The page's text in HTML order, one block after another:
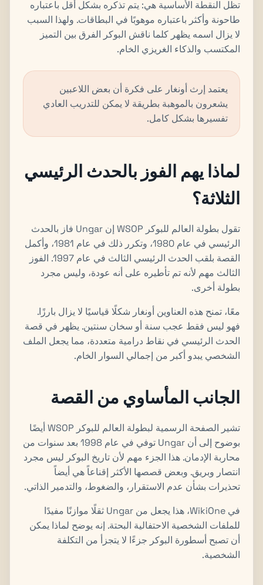
تظل النقطة الأساسية هي: يتم تذكره بشكل أقل باعتباره
طاحونة وأكثر باعتباره موهوبًا في البطاقات. ولهذا السبب
لا يزال اسمه يظهر كلما ناقش البوكر الفرق بين التميز
المكتسب والذكاء الغريزي الخام.
يعتمد إرث أونغار على فكرة أن بعض اللاعبين
يشعرون بالموهبة بطريقة لا يمكن للتدريب العادي
تفسيرها بشكل كامل.
لماذا يهم الفوز بالحدث الرئيسي
الثلاثة؟
تقول بطولة العالم للبوكر WSOP إن Ungar فاز بالحدث
الرئيسي في عام 1980، وتكرر ذلك في عام 1981، وأكمل
القصة بلقب الحدث الرئيسي الثالث في عام 1997. الفوز
الثالث مهم لأنه تم تأطيره على أنه عودة، وليس مجرد
بطولة أخرى.
معًا، تمنح هذه العناوين أونغار شكلًا قياسيًا لا يزال بارزًا.
فهو ليس فقط عجب سنة أو سخان سنتين. يظهر في قصة
الحدث الرئيسي في نقاط درامية متعددة، مما يجعل الملف
الشخصي يبدو أكبر من إجمالي السوار الخام.
الجانب المأساوي من القصة
تشير الصفحة الرسمية لبطولة العالم للبوكر WSOP أيضًا
بوضوح إلى أن Ungar توفي في عام 1998 بعد سنوات من
محاربة الإدمان. هذا الجزء مهم لأن تاريخ البوكر ليس مجرد
انتصار وبريق. وبعض قصصها الأكثر إقناعاً هي أيضاً
تحذيرات بشأن عدم الاستقرار، والضغوط، والتدمير الذاتي.
في WikiOne، هذا يجعل من Ungar ثقلًا موازنًا مفيدًا
للملفات الشخصية الاحتفالية البحتة. إنه يوضح لماذا يمكن
أن تصبح أسطورة البوكر جزءًا لا يتجزأ من التكلفة
الشخصية.